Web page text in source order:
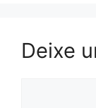
Deixe